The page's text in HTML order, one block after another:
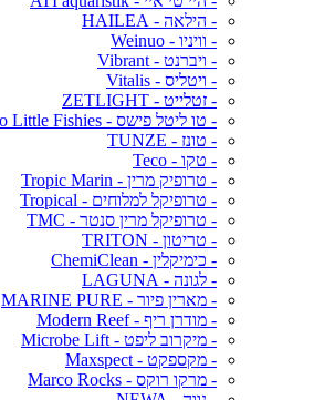
- הילאה - HAILEA
- וויניו - Weinuo
- ויברנט - Vibrant
- ויטליס - Vitalis
- זטלייט - ZETLIGHT
- טו ליטל פישס - Two Little Fishies
- טונז - TUNZE
- טקו - Teco
- טרופיק מרין - Tropic Marin
- טרופיקל למלוחים - Tropical
- טרופיקל מרין סנטר - TMC
- טריטון - TRITON
- כימיקלין - ChemiClean
- לגונה - LAGUNA
- מארין פיור - MARINE PURE
- מודרן ריף - Modern Reef
- מיקרוב ליפט - Microbe Lift
- מקספקט - Maxspect
- מרקו רוקס - Marco Rocks